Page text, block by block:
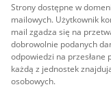
Strony dostępne w
mailowych. Użytkownik
mail zgadza się na
dobrowolnie podanych
odpowiedzi na przesłane
każdą z jednostek
osobowych.